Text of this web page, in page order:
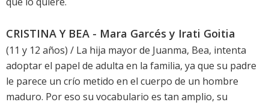
CRISTINA Y BEA - Mara Garcés y Irati Goitia
(11 y 12 años) / La hija mayor de Juanma, Bea, intenta
adoptar el papel de adulta en la familia, ya que su padre
le parece un crío metido en el cuerpo de un hombre
maduro. Por eso su vocabulario es tan amplio, su